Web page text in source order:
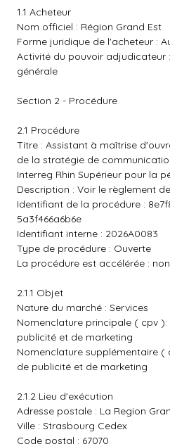
1.1 Acheteur
Nom officiel : Région Grand Est
Forme juridique de l'acheteur :
Activité du pouvoir adjudicateur
générale
Section 2 - Procédure
2.1 Procédure
Titre : Assistant à maîtrise
de la stratégie de
Interreg Rhin Supérieur pour la
Description : Voir le règlement
Identifiant de la procédure :
5a3f466a6b6e
Identifiant interne : 2026A0083
Type de procédure : Ouverte
La procédure est accélérée : non
2.1.1 Objet
Nature du marché : Services
Nomenclature principale ( cpv
publicité et de marketing
Nomenclature supplémentaire (
de publicité et de marketing
2.1.2 Lieu d'exécution
Adresse postale : La Region
Ville : Strasbourg Cedex
Code postal : 67070